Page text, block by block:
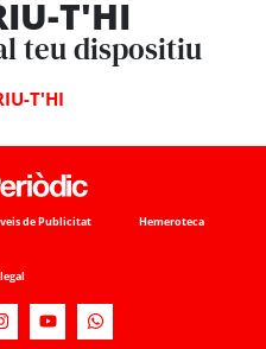
T'HI
teu dispositiu
T'HI
de Publicitat Hemeroteca